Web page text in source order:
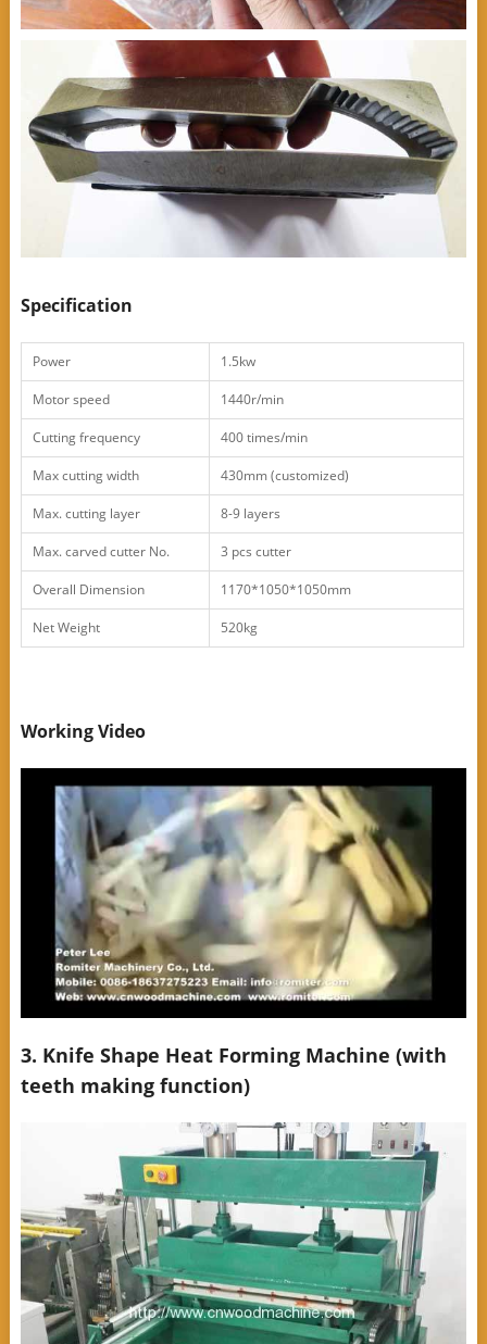
Specification
Power 1.5kw
Motor speed 1440r/min
Cutting frequency 400 times/min
Max cutting width 430mm (customized)
Max. cutting layer 8-9 layers
Max. carved cutter No. 3 pcs cutter
Overall Dimension 1170*1050*1050mm
Net Weight 520kg
Working Video
3. Knife Shape Heat Forming Machine (with
teeth making function)